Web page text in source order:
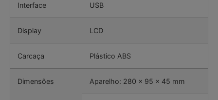
Interface USB
Display LCD
Carcaça Plástico ABS
Dimensões Aparelho: 280 x 95 x 45 mm